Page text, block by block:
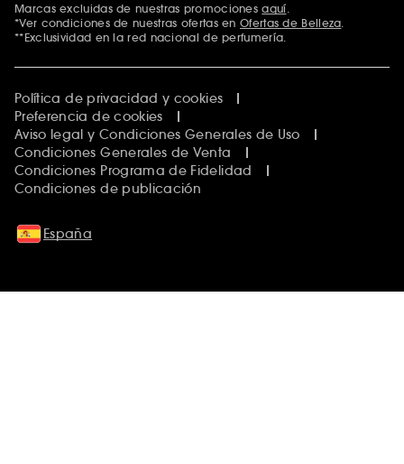
Marcas excluidas de nuestras promocionesaquí
*Ver condiciones de nuestras ofertas en Ofertas de Belleza
**Exclusividad en la red nacional de perfumería.
Política de privacidad y cookies
Preferencia de cookies
Aviso legal y Condiciones Generales de Uso
Condiciones Generales de Venta
Condiciones Programa de Fidelidad
Condiciones de publicación
España